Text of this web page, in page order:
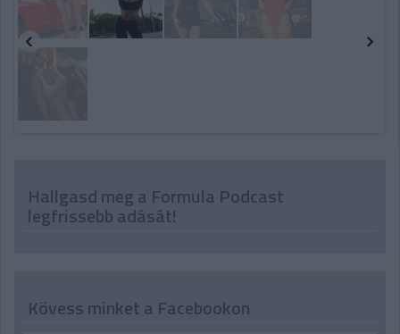
Hallgasd meg a Formula Podcast
legfrissebb adását!
Kövess minket a Facebookon